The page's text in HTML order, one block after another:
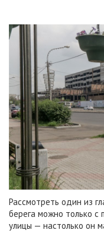
Рассмотреть один из
берега можно только с
улицы — настолько он